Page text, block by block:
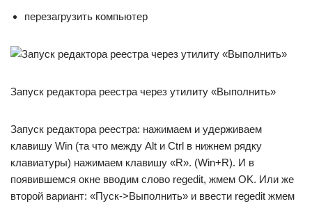
перезагрузить компьютер
Запуск редактора реестра через утилиту «Выполнить»
Запуск редактора реестра: нажимаем и удерживаем
клавишу Win (та что между Alt и Ctrl в нижнем рядку
клавиатуры) нажимаем клавишу «R». (Win+R). И в
появившемся окне вводим слово regedit, жмем OK. Или же
второй вариант: «Пуск->Выполнить» и ввести regedit жмем